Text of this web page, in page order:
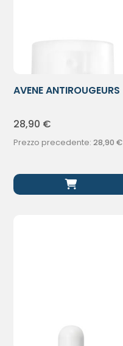
AVENE ANTIROUGEURS
28,90 €
Prezzo precedente:28,90 €